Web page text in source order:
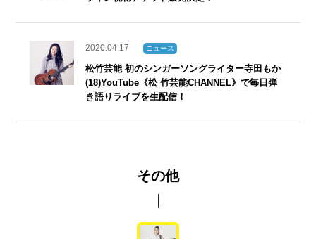
2020.04.17 ニュース
松⽵芸能 初のシンガーソングライター寺⽥もか
(18)YouTube《松 ⽵芸能CHANNEL》で毎⽇弾
き語りライブを⽣配信！
その他